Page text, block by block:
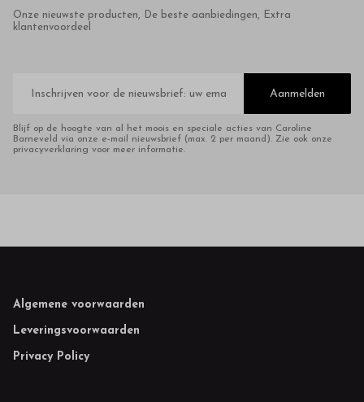
Onze nieuwste producten, De beste aanbiedingen, Extra
klantenvoordeel
mailadres
Aanmelden
Blijf op de hoogte van al het moois en speciale acties van Caroline
Barneveld via onze e-mail nieuwsbrief (max. 2 per maand). Zie ook onze
privacyverklaring voor meer informatie.
Footer
Algemene voorwaarden
Leveringsvoorwaarden
Privacy Policy